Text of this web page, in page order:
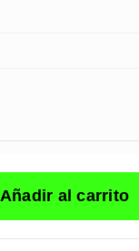
Añadir al carrito